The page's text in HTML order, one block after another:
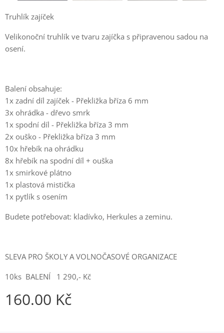
Truhlík zajíček
Velikonoční truhlík ve tvaru zajíčka s připravenou sadou na
osení.
Balení obsahuje:
1x zadní díl zajíček - Překližka bříza 6 mm
3x ohrádka - dřevo smrk
1x spodní díl - Překližka bříza 3 mm
2x ouško - Překližka bříza 3 mm
10x hřebík na ohrádku
8x hřebík na spodní díl + ouška
1x smirkové plátno
1x plastová mistička
1x pytlík s osením
Budete potřebovat: kladívko, Herkules a zeminu.
SLEVA PRO ŠKOLY A VOLNOČASOVÉ ORGANIZACE
10ks BALENÍ 1 290,- Kč
160.00 Kč